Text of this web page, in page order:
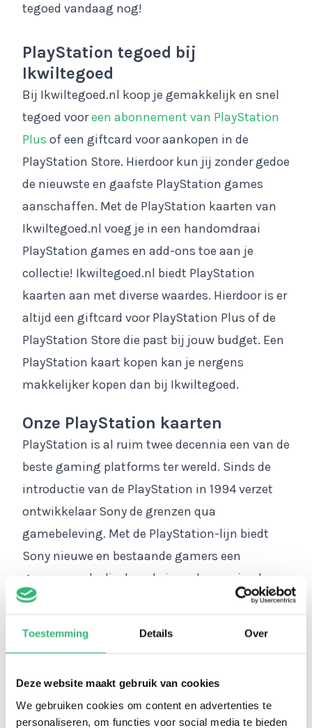
Toestemming Details Over
Deze website maakt gebruik van cookies
We gebruiken cookies om content en advertenties te
personaliseren, om functies voor social media te bieden
tegoed vandaag nog!
PlayStation tegoed bij
Ikwiltegoed
Bij Ikwiltegoed.nl koop je gemakkelijk en snel
tegoed vooreen abonnement van PlayStation
Plus of een giftcard voor aankopen in de
PlayStation Store. Hierdoor kun jij zonder gedoe
de nieuwste en gaafste PlayStation games
aanschaffen. Met de PlayStation kaarten van
Ikwiltegoed.nl voeg je in een handomdraai
PlayStation games en add-ons toe aan je
collectie! Ikwiltegoed.nl biedt PlayStation
kaarten aan met diverse waardes. Hierdoor is er
altijd een giftcard voor PlayStation Plus of de
PlayStation Store die past bij jouw budget. Een
PlayStation kaart kopen kan je nergens
makkelijker kopen dan bij Ikwiltegoed.
Onze PlayStation kaarten
PlayStation is al ruim twee decennia een van de
beste gaming platforms ter wereld. Sinds de
introductie van de PlayStation in 1994 verzet
ontwikkelaar Sony de grenzen qua
gamebeleving. Met de PlayStation-lijn biedt
Sony nieuwe en bestaande gamers een
gameconsole die door de jaren heen vriend en
vijand verbaasde met zijn indrukwekkende
kunt daarbij kiezen uitPlayStation Store
giftcardsen PlayStation Plus kaarten.